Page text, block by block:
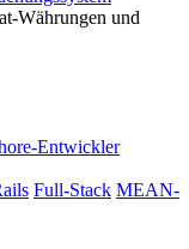
Währungen und
Entwickler
Full-Stack MEAN-